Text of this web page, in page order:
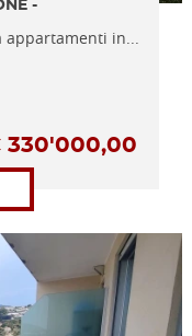
-
appartamenti in...
330'000,00